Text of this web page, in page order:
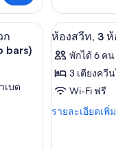
นอน,
ปลอด
บุหรี่
เกี่ยว
กับ
ห้อง
ท,
นอน,
ปลอด
มสิ่งอำนวยความสะดวกสำ
ก
bars)
เบด
เปิด
ภาพถ่าย
ทั้งหมด
ของ
ห้อง
2
ห้องสวีท, 3
พักได้ 6 คน
3 เตียงควี
Wi-Fi ฟรี
รายละเอียดเพิ่
ราย